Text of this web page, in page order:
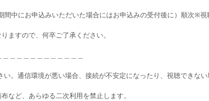
間中にお申込みいただいた場合にはお申込みの受付後に）順次※
ますので、何卒ご了承ください。
。通信環境が悪い場合、接続が不安定になったり、視聴できな
など、あらゆる二次利用を禁止します。